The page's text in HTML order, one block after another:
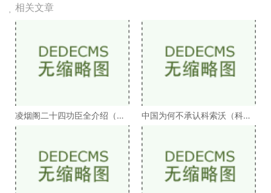
相关文章
凌烟阁二十四功臣全介绍（凌
烟阁二十四功臣排
中国为何不承认科索沃（科索
沃为何不被承认）